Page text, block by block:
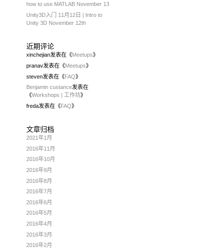
how to use MATLAB November 13
Unity3D入门 11月12日 | Intro to
Unity 3D November 12th
近期评论
xinchejian发表在《 Meetups》
pranav发表在《Meetups》
steven发表在《FAQ》
Benjamin custance发表在
《Workshops | 工作坊》
freda发表在《FAQ》
文章归档
2021年1月
2016年11月
2016年10月
2016年9月
2016年8月
2016年7月
2016年6月
2016年5月
2016年4月
2016年3月
2016年2月